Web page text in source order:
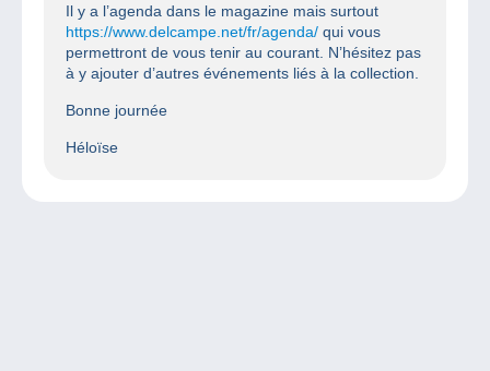
Il y a l’agenda dans le magazine mais surtout
https://www.delcampe.net/fr/agenda/ qui vous
permettront de vous tenir au courant. N’hésitez pas
à y ajouter d’autres événements liés à la collection.
Bonne journée
Héloïse